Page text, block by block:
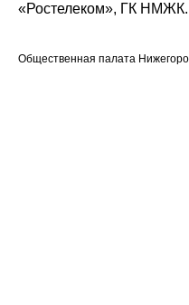
«Ростелеком», ГК НМЖК.
Общественная палата